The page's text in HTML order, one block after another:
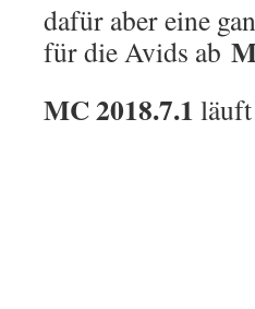
dafür aber eine
für die Avids ab
MC 2018.7.1